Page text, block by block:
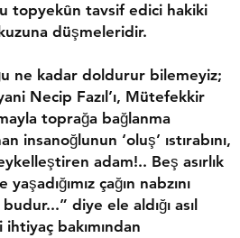
topyekûn tavsif edici hakiki
düşmeleridir.
ne kadar doldurur bilemeyiz;
Necip Fazıl’ı, Mütefekkir
toprağa bağlanma
insanoğlunun ‘oluş’ ıstırabını,
adam!.. Beş asırlık
çağın nabzını
diye ele aldığı asıl
bakımından